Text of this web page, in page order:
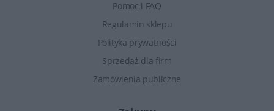
Pomoc i FAQ
Regulamin sklepu
Polityka prywatności
Sprzedaż dla firm
Zamówienia publiczne